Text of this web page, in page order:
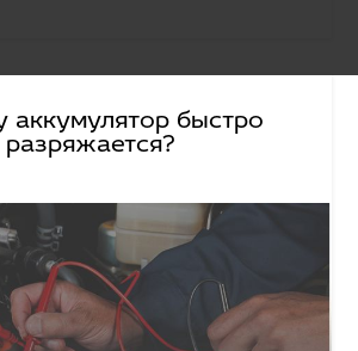
аккумулятор быстро
разряжается?